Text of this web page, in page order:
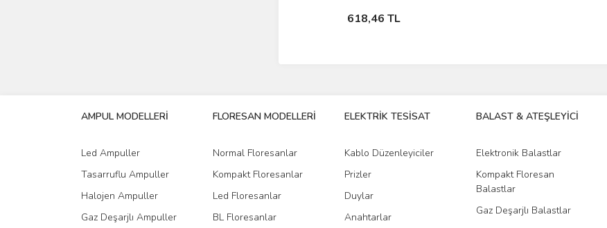
618,46 TL
Sepete Ekle
AMPUL MODELLERİ
Led Ampuller
Tasarruflu Ampuller
Halojen Ampuller
Gaz Deşarjlı Ampuller
FLORESAN MODELLERİ
Normal Floresanlar
Kompakt Floresanlar
Led Floresanlar
BL Floresanlar
ELEKTRİK TESİSAT
Kablo Düzenleyiciler
Prizler
Duylar
Anahtarlar
BALAST & ATEŞLEYİCİ
Elektronik Balastlar
Kompakt Floresan
Balastlar
Gaz Deşarjlı Balastlar